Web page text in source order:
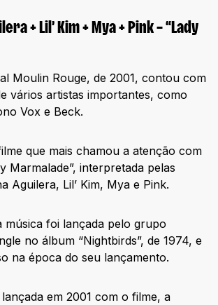
+ Lil’ Kim + Mya + Pink – “Lady
Moulin Rouge, de 2001, contou com
vários artistas importantes, como
Vox e Beck.
que mais chamou a atenção com
Marmalade”, interpretada pelas
Aguilera, Lil’ Kim, Mya e Pink.
música foi lançada pelo grupo
no álbum “Nightbirds”, de 1974, e
na época do seu lançamento.
em 2001 com o filme, a